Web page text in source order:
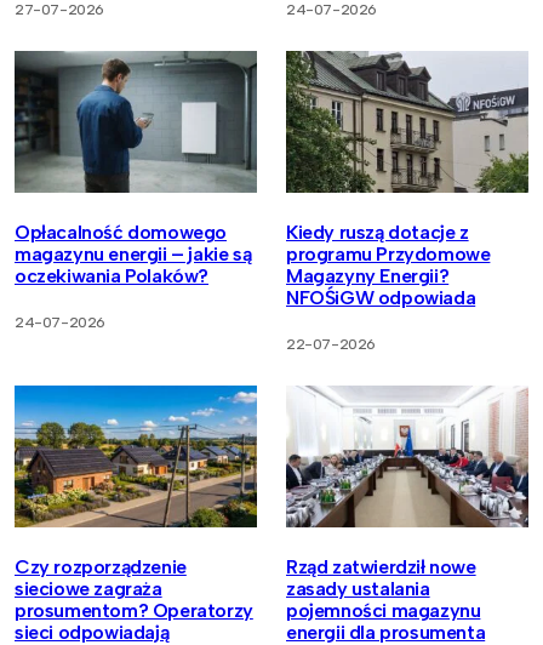
27-07-2026 24-07-2026
Opłacalność domowego
magazynu energii – jakie są
oczekiwania Polaków?
24-07-2026
Kiedy ruszą dotacje z
programu Przydomowe
Magazyny Energii?
NFOŚiGW odpowiada
22-07-2026
Czy rozporządzenie
sieciowe zagraża
prosumentom? Operatorzy
sieci odpowiadają
Rząd zatwierdził nowe
zasady ustalania
pojemności magazynu
energii dla prosumenta